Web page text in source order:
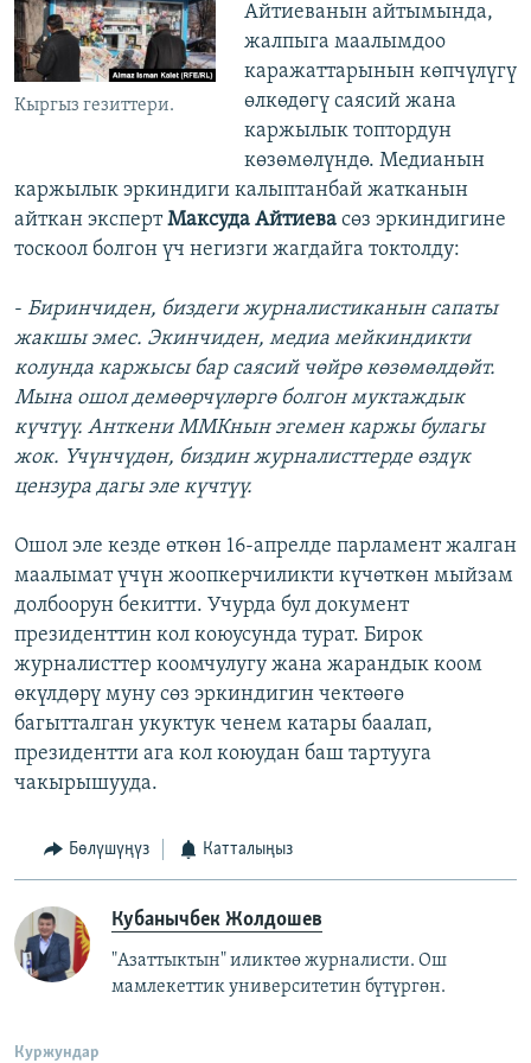
Кыргыз гезиттери.
Айтиеванын айтымында,
жалпыга маалымдоо
каражаттарынын көпчүлүгү
өлкөдөгү саясий жана
каржылык топтордун
көзөмөлүндө. Медианын
каржылык эркиндиги калыптанбай жатканын
айткан экспертМаксуда Айтиева сөз эркиндигине
тоскоол болгон үч негизги жагдайга токтолду:
- Биринчиден, биздеги журналистиканын сапаты
жакшы эмес. Экинчиден, медиа мейкиндикти
колунда каржысы бар саясий чөйрө көзөмөлдөйт.
Мына ошол демөөрчүлөргө болгон муктаждык
күчтүү. Анткени ММКнын эгемен каржы булагы
жок. Үчүнчүдөн, биздин журналисттерде өздүк
цензура дагы эле күчтүү.
Ошол эле кезде өткөн 16-апрелде парламент жалган
маалымат үчүн жоопкерчиликти күчөткөн мыйзам
долбоорун бекитти. Учурда бул документ
президенттин кол коюусунда турат. Бирок
журналисттер коомчулугу жана жарандык коом
өкүлдөрү муну сөз эркиндигин чектөөгө
багытталган укуктук ченем катары баалап,
президентти ага кол коюудан баш тартууга
чакырышууда.
Бөлүшүңүз Катталыңыз
Кубанычбек Жолдошев
"Азаттыктын" иликтөө журналисти. Ош
мамлекеттик университетин бүтүргөн.
Куржундар